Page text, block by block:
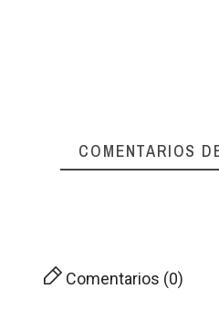
COMENTARIOS
Comentarios (0)